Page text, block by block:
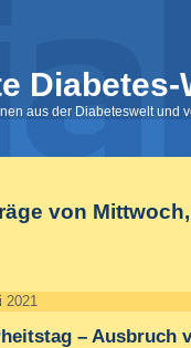
Diabetes-
aus der Diabeteswelt und
von
2021
– Ausbruch